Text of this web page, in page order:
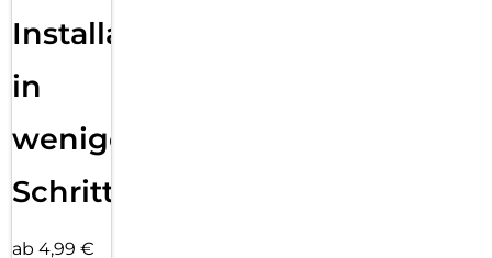
Installation
in
wenigen
Schritten
ab 4,99 €